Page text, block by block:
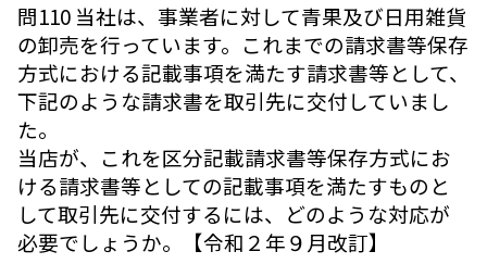
問110 当社は、事業者に対して青果及び日用雑貨
の卸売を行っています。これまでの請求書等保存
方式における記載事項を満たす請求書等として、
下記のような請求書を取引先に交付していまし
た。
当店が、これを区分記載請求書等保存方式にお
ける請求書等としての記載事項を満たすものと
して取引先に交付するには、どのような対応が
必要でしょうか。【令和２年９月改訂】